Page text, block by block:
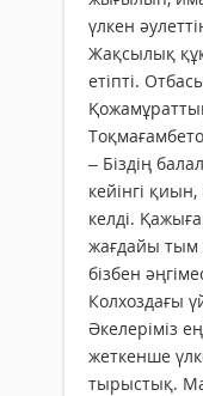
үлкен
Жақсылық
етіпті.
– Біздің
кейінгі
келді.
жағдайы тым
бізбен
Колхоздағы
Әкелеріміз
жеткенше
тырыстық.